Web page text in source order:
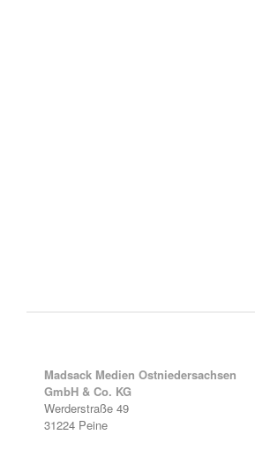
Madsack Medien Ostniedersachsen
GmbH & Co. KG
Werderstraße 49
31224 Peine